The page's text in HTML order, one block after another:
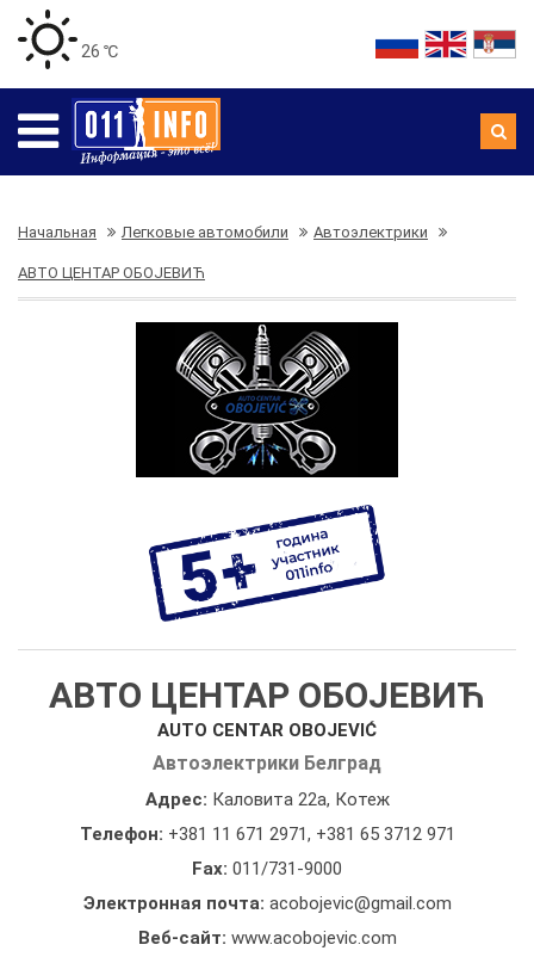
26 ℃
Начальная Легковые автомобили Автоэлектрики
АВТО ЦЕНТАР ОБОЈЕВИЋ
АВТО ЦЕНТАР ОБОЈЕВИЋ
AUTO CENTAR OBOJEVIĆ
Автоэлектрики Белград
Адрес: Каловита 22а, Котеж
Телефон: +381 11 671 2971, +381 65 3712 971
Fax: 011/731-9000
Электронная почта: acobojevic@gmail.com
Веб-сайт: www.acobojevic.com